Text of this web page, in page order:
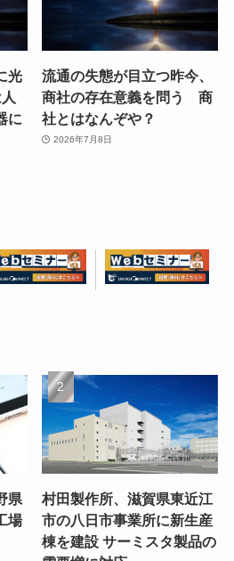
光
に
流通の失態が目立つ昨今、
商社の存在意義を問う 商
社とはなんぞや？
2026年7月8日
県
場
村田製作所、滋賀県東近江
市の八日市事業所に新生産
棟を建設 サーミスタ製品の